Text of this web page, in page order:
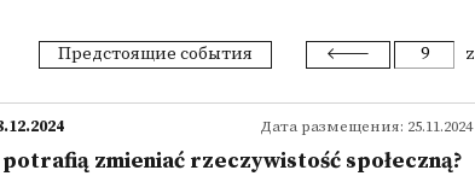
Предстоящие события z
Дата размещения: 25.11.2024
zmieniać rzeczywistość społeczną?